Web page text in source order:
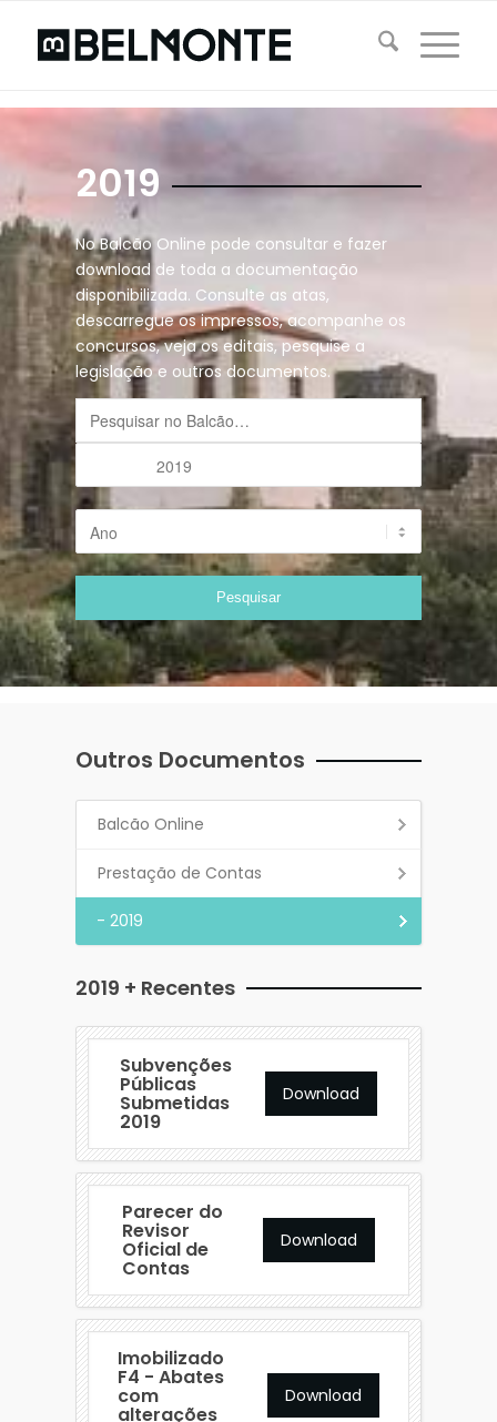
2019
No Balcão Online pode consultar e fazer
download de toda a documentação
disponibilizada. Consulte as atas,
descarregue os impressos, acompanhe os
concursos, veja os editais, pesquise a
legislação e outros documentos.
Outros Documentos
Balcão Online
Prestação de Contas
- 2019
2019 + Recentes
Subvenções
Públicas
Submetidas
2019
Download
Parecer do
Revisor
Oficial de
Contas
Download
Imobilizado
F4 - Abates
com
alterações
Download